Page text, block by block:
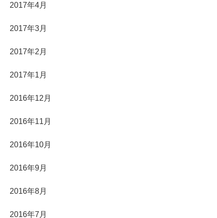
2017年4月
2017年3月
2017年2月
2017年1月
2016年12月
2016年11月
2016年10月
2016年9月
2016年8月
2016年7月